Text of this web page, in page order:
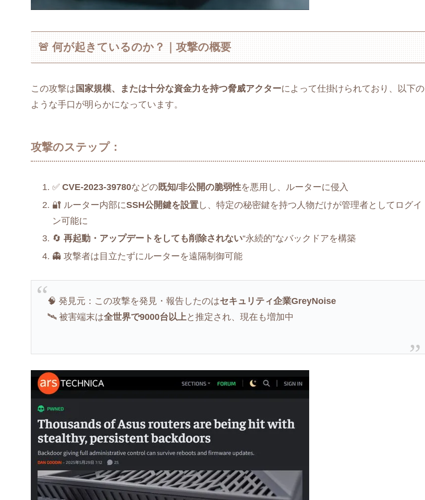
🚨 何が起きているのか？｜攻撃の概要
この攻撃は 国家規模、または十分な資金力を持つ脅威アクターによって仕掛けられており、以下の
ような手口が明らかになっています。
攻撃のステップ：
✅CVE-2023-39780などの既知/非公開の脆弱性を悪用し、ルーターに侵入
🔐 ルーター内部にSSH公開鍵を設置 し、特定の秘密鍵を持つ人物だけが管理者としてログイ
ン可能に
🔄再起動・アップデートをしても削除されない“永続的”なバックドアを構築
👻 攻撃者は目立たずにルーターを遠隔制御可能
🧠 発見元：この攻撃を発見・報告したのはセキュリティ企業GreyNoise
🛰️ 被害端末は全世界で9000台以上と推定され、現在も増加中